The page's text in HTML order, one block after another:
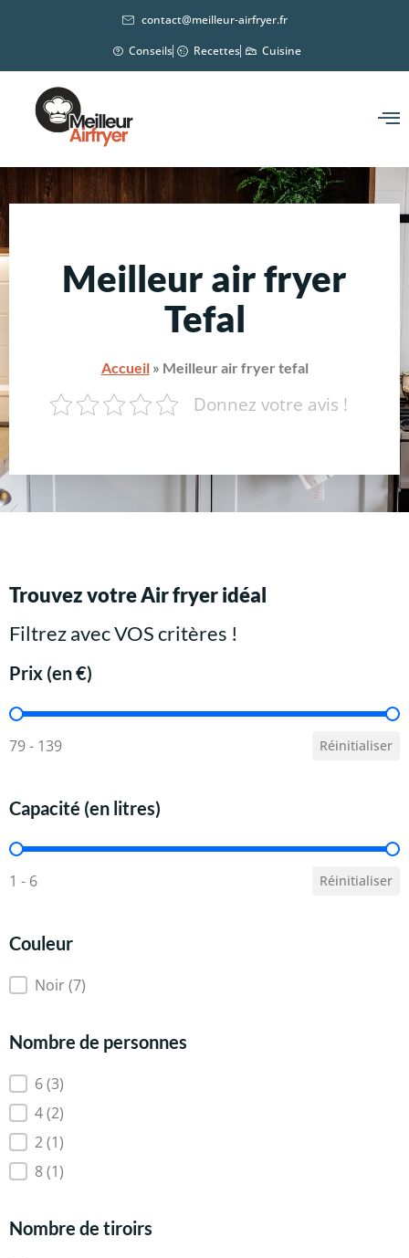
contact@meilleur-airfryer.fr
Conseils
Recettes Cuisine
Meilleur air fryer
Tefal
Accueil» Meilleur air fryer tefal
Donnez votre avis !
Trouvez votre Air fryer idéal
Filtrez avec VOS critères !
Prix (en €)
Prix (en €)
79 - 139 Réinitialiser
Capacité (en litres)
Capacité (en litres)
1 - 6 Réinitialiser
Couleur
Couleur
Noir(7)
Nombre de personnes
Nombre de personnes
6(3)
4(2)
2(1)
8(1)
Nombre de tiroirs